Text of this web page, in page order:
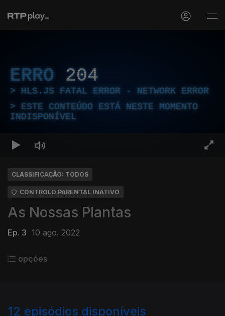
ERRO 204
HLS.JS FATAL ERROR - NETWORK ERROR
ESTE CONTEÚDO ESTÁ NESTE MOMENTO
INDISPONÍVEL
CLASSIFICAÇÃO: TODOS
CONTROLO PARENTAL INATIVO
As Nossas Plantas
Ep. 3 10 ago. 2022
opções
12 episódios disponíveis